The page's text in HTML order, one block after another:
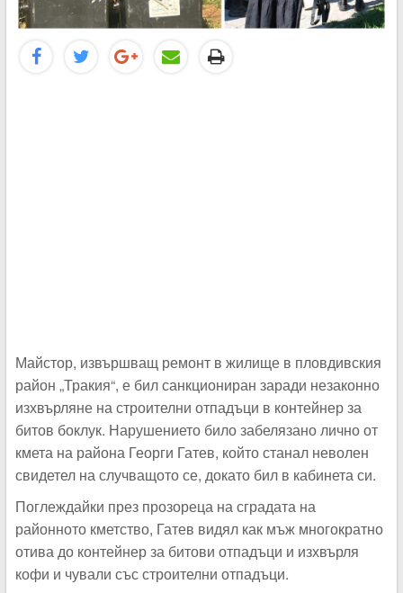
Майстор, извършващ ремонт в жилище в пловдивския
район „Тракия“, е бил санкциониран заради незаконно
изхвърляне на строителни отпадъци в контейнер за
битов боклук. Нарушението било забелязано лично от
кмета на района Георги Гатев, който станал неволен
свидетел на случващото се, докато бил в кабинета си.
Поглеждайки през прозореца на сградата на
районното кметство, Гатев видял как мъж многократно
отива до контейнер за битови отпадъци и изхвърля
кофи и чували със строителни отпадъци.